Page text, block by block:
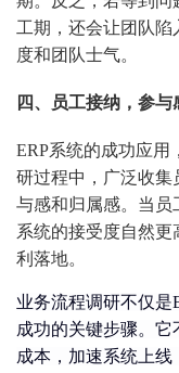
工期，还会让团队陷
度和团队士气。
四、员工接纳，参与
ERP系统的成功应用
研过程中，广泛收集
与感和归属感。当员
系统的接受度自然
利落地。
业务流程调研不仅是
成功的关键步骤。它
成本，加速系统上